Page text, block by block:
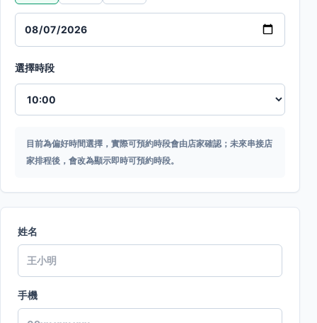
選擇時段
目前為偏好時間選擇，實際可預約時段會由店家確認；未來串接店
家排程後，會改為顯示即時可預約時段。
姓名
手機